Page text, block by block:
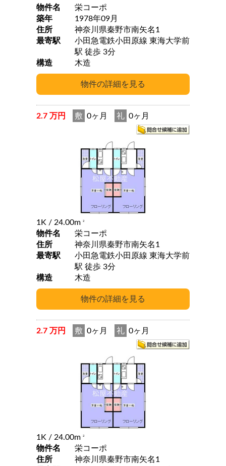
物件名
栄コーポ
築年
1978年09月
住所
神奈川県秦野市南矢名1
最寄駅
小田急電鉄小田原線 東海大学前
駅 徒歩 3分
構造
木造
2.7 万円 敷 0ヶ月 礼 0ヶ月
1K / 24.00m 2
物件名
栄コーポ
住所
神奈川県秦野市南矢名1
最寄駅
小田急電鉄小田原線 東海大学前
駅 徒歩 3分
構造
木造
2.7 万円 敷 0ヶ月 礼 0ヶ月
1K / 24.00m 2
物件名
栄コーポ
住所
神奈川県秦野市南矢名1